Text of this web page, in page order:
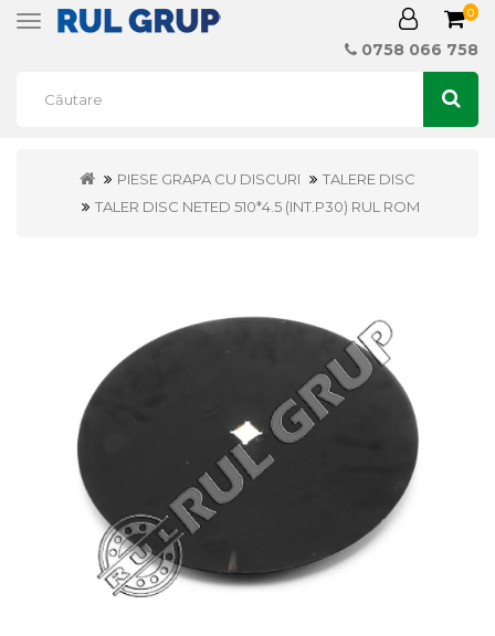
Toggle
0
0758 066 758
PIESE GRAPA CU DISCURI
TALERE DISC
TALER DISC NETED 510*4.5 (INT.P30) RUL ROM